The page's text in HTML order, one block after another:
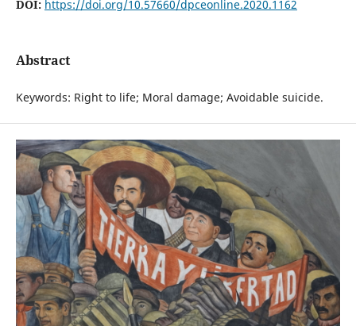
DOI: https://doi.org/10.57660/dpceonline.2020.1162
Abstract
Keywords: Right to life; Moral damage; Avoidable suicide.